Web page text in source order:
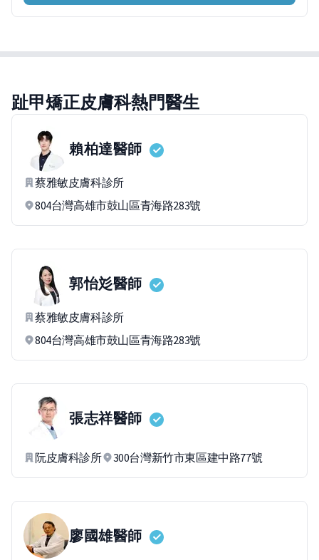
趾甲矯正皮膚科熱門醫生
賴柏達醫師
蔡雅敏皮膚科診所
804台灣高雄市鼓山區青海路283號
郭怡彣醫師
蔡雅敏皮膚科診所
804台灣高雄市鼓山區青海路283號
張志祥醫師
阮皮膚科診所 300台灣新竹市東區建中路77號
廖國雄醫師